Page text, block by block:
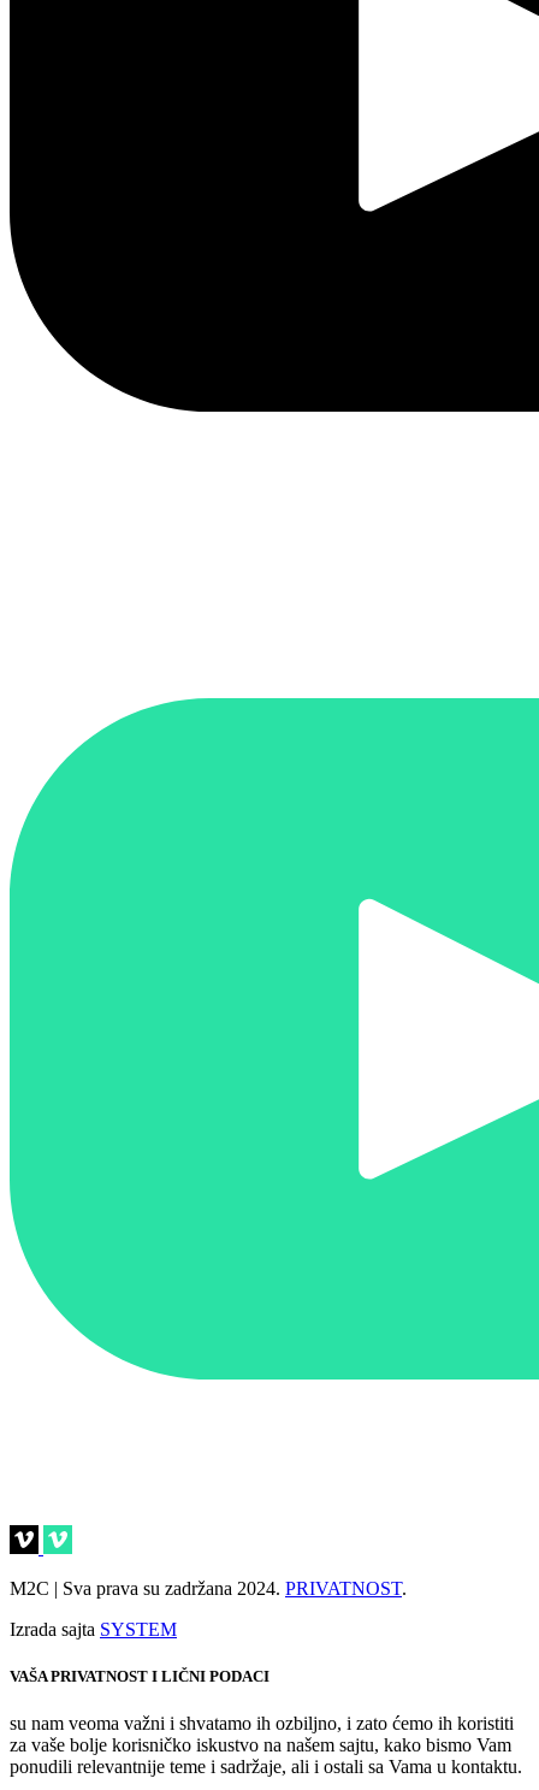
M2C | Sva prava su zadržana 2024. PRIVATNOST.
Izrada sajta SYSTEM
VAŠA PRIVATNOST I LIČNI PODACI
su nam veoma važni i shvatamo ih ozbiljno, i zato ćemo ih koristiti
za vaše bolje korisničko iskustvo na našem sajtu, kako bismo Vam
ponudili relevantnije teme i sadržaje, ali i ostali sa Vama u kontaktu.